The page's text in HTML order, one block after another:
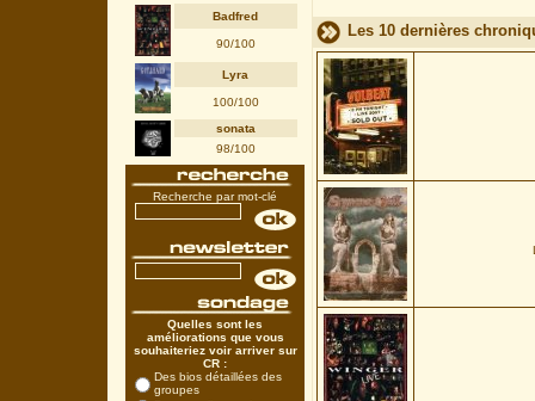
Badfred
90/100
Lyra
100/100
sonata
98/100
Recherche par mot-clé
Quelles sont les
améliorations que vous
souhaiteriez voir arriver sur
CR :
Des bios détaillées des
groupes
Les 10 dernières